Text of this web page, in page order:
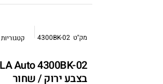
מק"ט 4300BK-02 קטגוריות
בצבע ירוק / שחור